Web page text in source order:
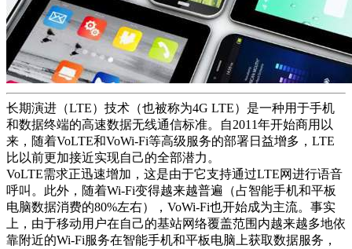
何
购
买
资
源
联
系
注
册
登
录
司
长期演进（LTE）技术（也被称为4G LTE）是一种用于手机
和数据终端的高速数据无线通信标准。自2011年开始商用以
来，随着VoLTE和VoWi-Fi等高级服务的部署日益增多，LTE
比以前更加接近实现自己的全部潜力。
VoLTE需求正迅速增加，这是由于它支持通过LTE网进行语音
呼叫。此外，随着Wi-Fi变得越来越普遍（占智能手机和平板
电脑数据消费的80%左右），VoWi-Fi也开始成为主流。事实
上，由于移动用户在自己的基站网络覆盖范围内越来越多地依
靠附近的Wi-Fi服务在智能手机和平板电脑上获取数据服务，